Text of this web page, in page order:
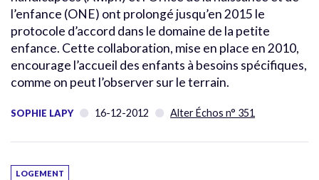
l’enfance (ONE) ont prolongé jusqu’en 2015 le
protocole d’accord dans le domaine de la petite
enfance. Cette collaboration, mise en place en 2010,
encourage l’accueil des enfants à besoins spécifiques,
comme on peut l’observer sur le terrain.
SOPHIE LAPY 16-12-2012 Alter Échos n° 351
LOGEMENT